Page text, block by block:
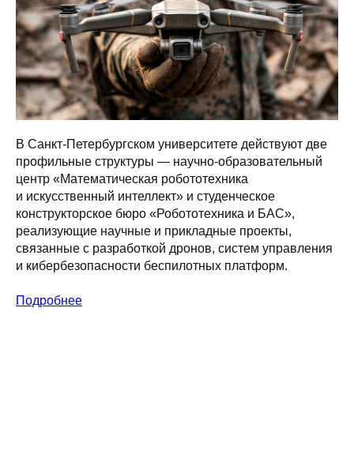
В Санкт‑Петербургском университете действуют две
профильные структуры — научно‑образовательный
центр «Математическая робототехника
и искусственный интеллект» и студенческое
конструкторское бюро «Робототехника и БАС»,
реализующие научные и прикладные проекты,
связанные с разработкой дронов, систем управления
и кибербезопасности беспилотных платформ.
Подробнее